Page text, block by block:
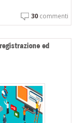
30 commenti
ed